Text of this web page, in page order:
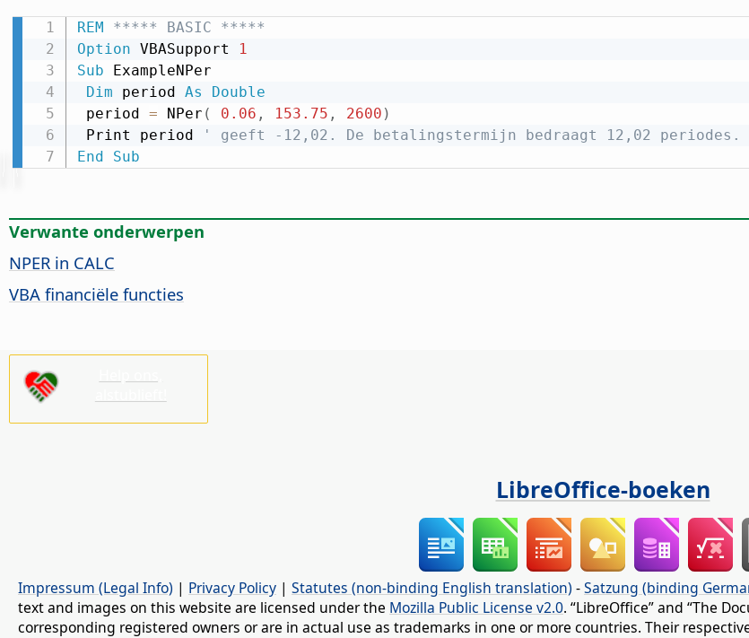
REM ***** BASIC *****
Option VBASupport
1
Sub ExampleNPer
Dim period As
Double
period = NPer ( 0.06 , 153.75 , 2600 )
Print period
' geeft -12,02. De betalingstermijn bedraagt 12,02 periodes.
End
Sub
Verwante onderwerpen
NPER in CALC
VBA financiële functies
LibreOffice-boeken
Impressum (Legal Info) | Privacy Policy | Statutes (non-binding English translation) -Satzung (binding
text and images on this website are licensed under the Mozilla Public License v2.0. “LibreOffice” and “The
corresponding registered owners or are in actual use as trademarks in one or more countries. Their